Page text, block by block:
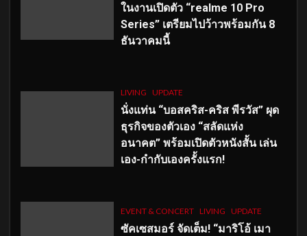
ในงานเปิดตัว “realme 10 Pro
Series” เตรียมไปว้าวพร้อมกัน 8
ธันวาคมนี้
LIVING UPDATE
นั่งแท่น “บอสคริส-คริส พีรวัส” ผุด
ธุรกิจของตัวเอง “สลัดแห่ง
อนาคต” พร้อมเปิดตัวหนังสั้น เล่น
เอง-กำกับเองครั้งแรก!
EVENT & CONCERT LIVING UPDATE
ซัคเซสมอร์ จัดเต็ม! “มาริโอ้ เมา